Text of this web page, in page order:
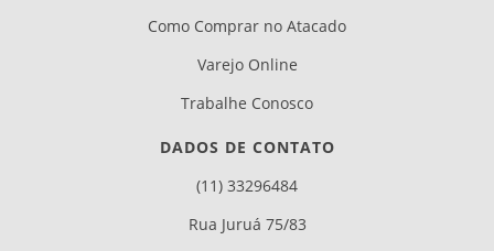
Como Comprar no Atacado
Varejo Online
Trabalhe Conosco
DADOS DE CONTATO
(11) 33296484
Rua Juruá 75/83